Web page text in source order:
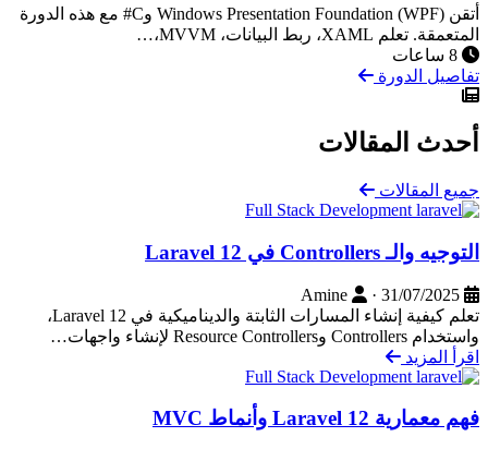
أتقن Windows Presentation Foundation (WPF) وC# مع هذه الدورة
المتعمقة. تعلم XAML، ربط البيانات، MVVM،…
تفاصيل الدورة
أحدث المقالات
جميع المقالات
Full Stack Development
التوجيه والـ Controllers في Laravel 12
·
تعلم كيفية إنشاء المسارات الثابتة والديناميكية في Laravel 12،
واستخدام Controllers وResource Controllers لإنشاء واجهات…
اقرأ المزيد
Full Stack Development
فهم معمارية Laravel 12 وأنماط MVC